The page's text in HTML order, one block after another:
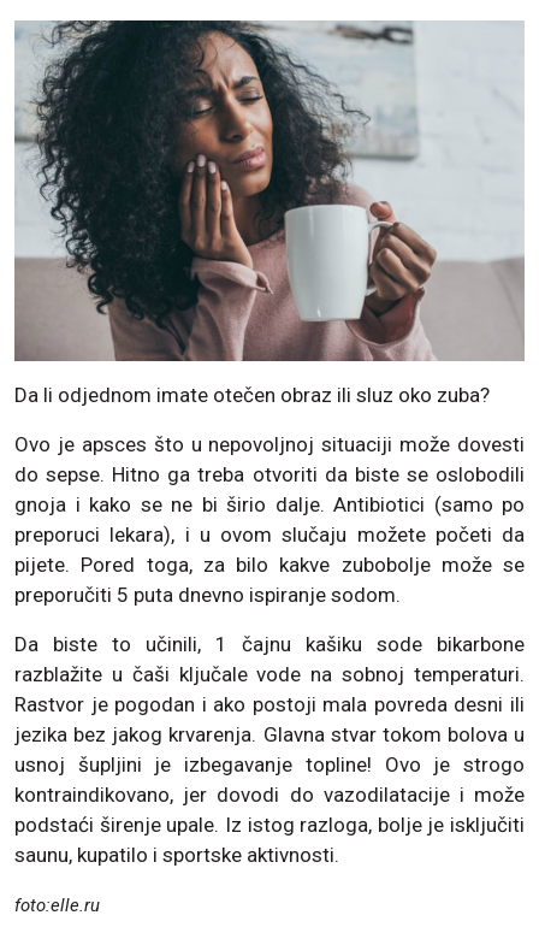
Da li odjednom imate otečen obraz ili sluz oko zuba?
Ovo je apsces što u nepovoljnoj situaciji može dovesti
do sepse. Hitno ga treba otvoriti da biste se oslobodili
gnoja i kako se ne bi širio dalje. Antibiotici (samo po
preporuci lekara), i u ovom slučaju možete početi da
pijete. Pored toga, za bilo kakve zubobolje može se
preporučiti 5 puta dnevno ispiranje sodom.
Da biste to učinili, 1 čajnu kašiku sode bikarbone
razblažite u čaši ključale vode na sobnoj temperaturi.
Rastvor je pogodan i ako postoji mala povreda desni ili
jezika bez jakog krvarenja. Glavna stvar tokom bolova u
usnoj šupljini je izbegavanje topline! Ovo je strogo
kontraindikovano, jer dovodi do vazodilatacije i može
podstaći širenje upale. Iz istog razloga, bolje je isključiti
saunu, kupatilo i sportske aktivnosti.
foto:elle.ru